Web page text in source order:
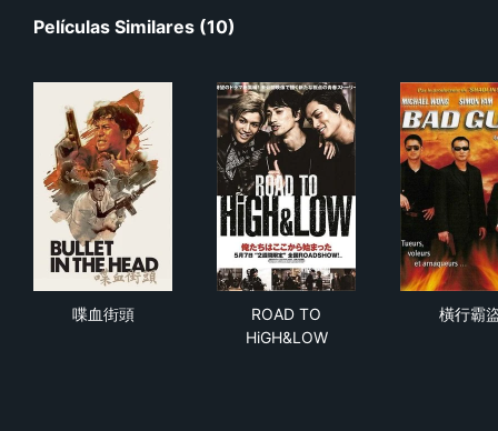
Películas Similares (10)
喋血街頭
ROAD TO
HiGH&LOW
橫行霸